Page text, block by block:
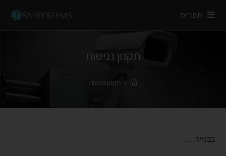
תפריט
תקנון נגישות
> תקנון נגישות
בבנייה….